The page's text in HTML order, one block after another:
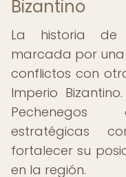
Bizantino
La historia de
marcada por
conflictos con
Imperio
Pechenegos
estratégicas
fortalecer su
en la región.